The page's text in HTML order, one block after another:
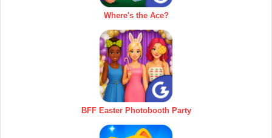
Where's the Ace?
BFF Easter Photobooth Party